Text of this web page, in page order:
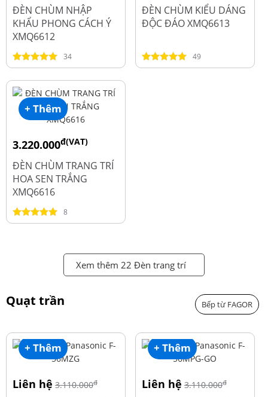
ĐÈN CHÙM NHẬP
KHẨU PHONG CÁCH Ý
XMQ6612
34
4.500.000
ĐÈN CHÙM KIỂU DÁNG
ĐỘC ĐÁO XMQ6613
49
+ Thêm
3.220.000đ(VAT)
4.600.000
ĐÈN CHÙM TRANG TRÍ
HOA SEN TRẮNG
XMQ6616
8
Xem thêm 22 Đèn trang trí
Quạt trần Bếp từ FAGOR
+ Thêm
Liên hệ 3.110.000đ
+ Thêm
Liên hệ 3.110.000đ